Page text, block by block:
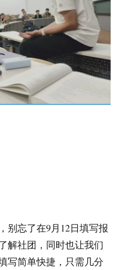
别忘了在9月12日填写报
解社团，同时也让我们
写简单快捷，只需几分